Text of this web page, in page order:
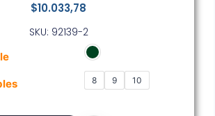
$10.033,78
SKU: 92139-2
8 9 10